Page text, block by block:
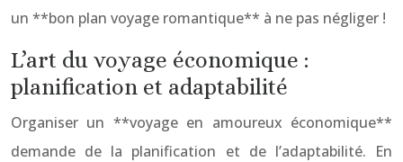
un **bon plan voyage romantique** à ne pas négliger !
L’art du voyage économique :
planification et adaptabilité
Organiser un **voyage en amoureux économique**
demande de la planification et de l’adaptabilité. En